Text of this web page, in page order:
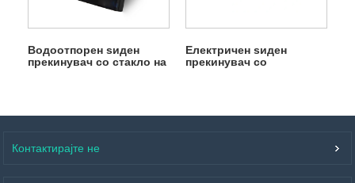
Водоотпорен ѕиден
прекинувач со стакло на
Електричен ѕиден
прекинувач со
Контактирајте не